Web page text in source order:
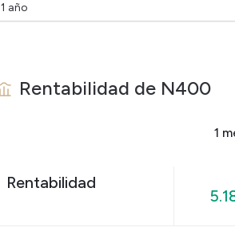
1 año
Rentabilidad de N400
1
Rentabilidad